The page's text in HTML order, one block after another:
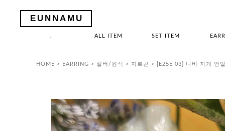
EUNNAMU
ALL ITEM SET ITEM
HOME > EARRING > 실버/원석 > 지르콘 > [E25E 03] 나비 자개 언